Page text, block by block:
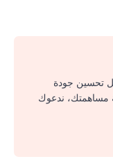
تحسين جودة
مساهمتك، ندعوك